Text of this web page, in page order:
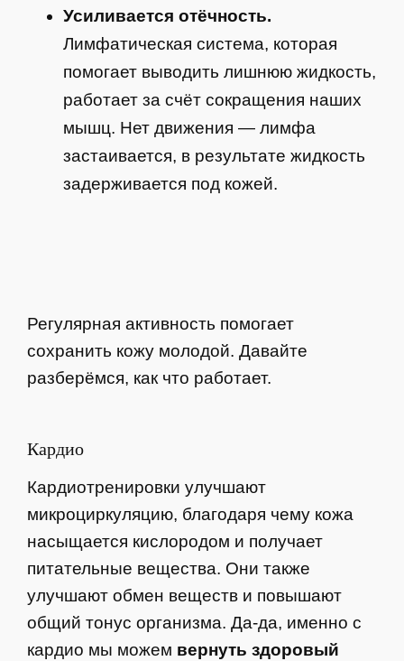
Усиливается отёчность.
Лимфатическая система, которая
помогает выводить лишнюю жидкость,
работает за счёт сокращения наших
мышц. Нет движения — лимфа
застаивается, в результате жидкость
задерживается под кожей.
Регулярная активность помогает
сохранить кожу молодой. Давайте
разберёмся, как что работает.
Кардио
Кардиотренировки улучшают
микроциркуляцию, благодаря чему кожа
насыщается кислородом и получает
питательные вещества. Они также
улучшают обмен веществ и повышают
общий тонус организма. Да-да, именно с
кардио мы можем вернуть здоровый